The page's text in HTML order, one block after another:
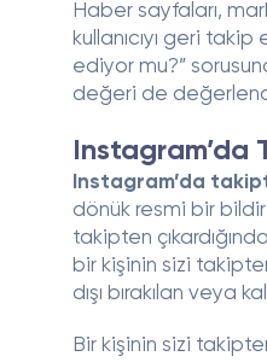
Haber sayfaları,
kullanıcıyı geri
ediyor mu?”
değeri de
Instagram’da
Instagram’da
dönük resmi bir
takipten
bir kişinin sizi
dışı bırakılan veya
Bir kişinin sizi